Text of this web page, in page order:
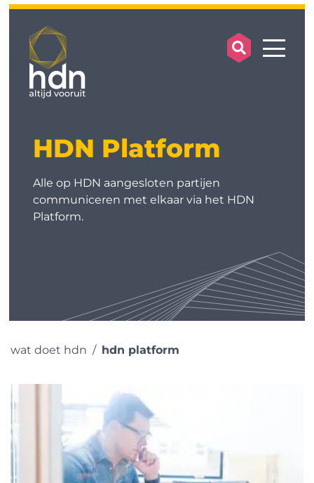
search
HDN Platform
Alle op HDN aangesloten partijen
communiceren met elkaar via het HDN
Platform.
wat doet hdn hdn platform